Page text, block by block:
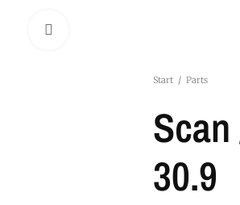
Start / Parts
30.9